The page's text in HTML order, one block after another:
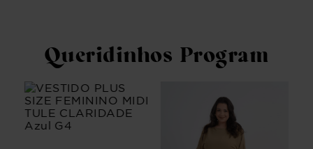
Queridinhos Program